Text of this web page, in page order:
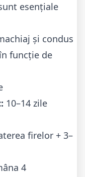
esențiale
și condus
funcție de
10–14 zile
firelor + 3–
4